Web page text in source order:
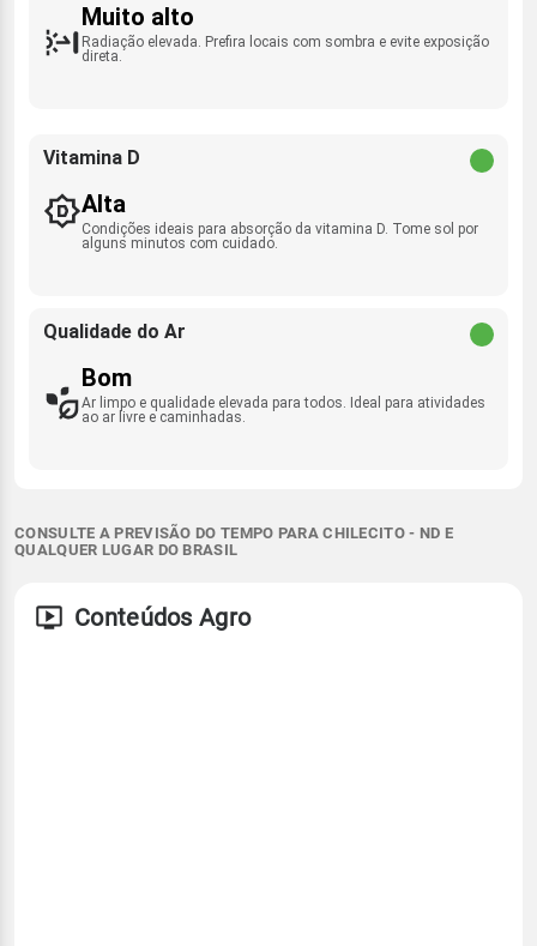
Muito alto
Radiação elevada. Prefira locais com sombra e evite exposição
direta.
Vitamina D
Alta
Condições ideais para absorção da vitamina D. Tome sol por
alguns minutos com cuidado.
Qualidade do Ar
Bom
Ar limpo e qualidade elevada para todos. Ideal para atividades
ao ar livre e caminhadas.
CONSULTE A PREVISÃO DO TEMPO PARA CHILECITO - ND E
QUALQUER LUGAR DO BRASIL
Conteúdos Agro